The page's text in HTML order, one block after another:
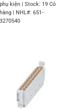
phụ kiện | Stock: 19 Có
hàng | NHL#: 651-
3270540